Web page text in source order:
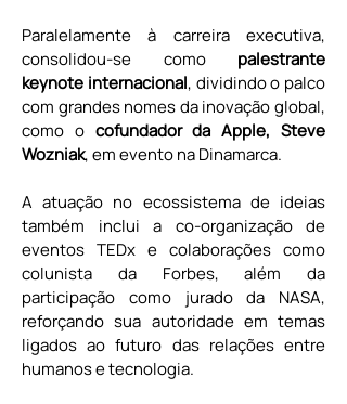
Paralelamente à carreira executiva,
consolidou-se como palestrante
keynote internacional, dividindo o palco
com grandes nomes da inovação global,
como o cofundador da Apple, Steve
Wozniak, em evento na Dinamarca.
A atuação no ecossistema de ideias
também inclui a co-organização de
eventos TEDx e colaborações como
colunista da Forbes, além da
participação como jurado da NASA,
reforçando sua autoridade em temas
ligados ao futuro das relações entre
humanos e tecnologia.